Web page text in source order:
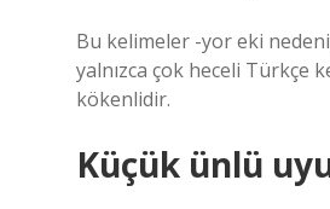
Bu kelimeler -yor eki
yalnızca çok heceli Türkçe
kökenlidir.
Küçük ünlü